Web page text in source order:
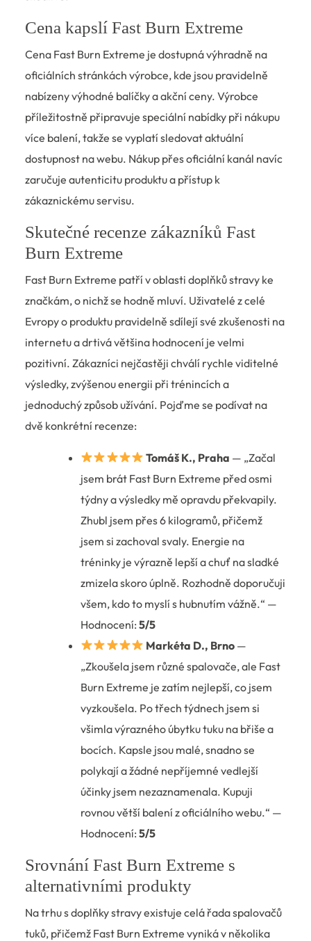
Cena kapslí Fast Burn Extreme
Cena Fast Burn Extreme je dostupná výhradně na
oficiálních stránkách výrobce, kde jsou pravidelně
nabízeny výhodné balíčky a akční ceny. Výrobce
příležitostně připravuje speciální nabídky při nákupu
více balení, takže se vyplatí sledovat aktuální
dostupnost na webu. Nákup přes oficiální kanál navíc
zaručuje autenticitu produktu a přístup k
zákaznickému servisu.
Skutečné recenze zákazníků Fast
Burn Extreme
Fast Burn Extreme patří v oblasti doplňků stravy ke
značkám, o nichž se hodně mluví. Uživatelé z celé
Evropy o produktu pravidelně sdílejí své zkušenosti na
internetu a drtivá většina hodnocení je velmi
pozitivní. Zákazníci nejčastěji chválí rychle viditelné
výsledky, zvýšenou energii při trénincích a
jednoduchý způsob užívání. Pojďme se podívat na
dvě konkrétní recenze:
Tomáš K., Praha — „Začal
jsem brát Fast Burn Extreme před osmi
týdny a výsledky mě opravdu překvapily.
Zhubl jsem přes 6 kilogramů, přičemž
jsem si zachoval svaly. Energie na
tréninky je výrazně lepší a chuť na sladké
zmizela skoro úplně. Rozhodně doporučuji
všem, kdo to myslí s hubnutím vážně.“ —
Hodnocení: 5/5
Markéta D., Brno —
„Zkoušela jsem různé spalovače, ale Fast
Burn Extreme je zatím nejlepší, co jsem
vyzkoušela. Po třech týdnech jsem si
všimla výrazného úbytku tuku na břiše a
bocích. Kapsle jsou malé, snadno se
polykají a žádné nepříjemné vedlejší
účinky jsem nezaznamenala. Kupuji
rovnou větší balení z oficiálního webu.“ —
Hodnocení: 5/5
Srovnání Fast Burn Extreme s
alternativními produkty
Na trhu s doplňky stravy existuje celá řada spalovačů
tuků, přičemž Fast Burn Extreme vyniká v několika